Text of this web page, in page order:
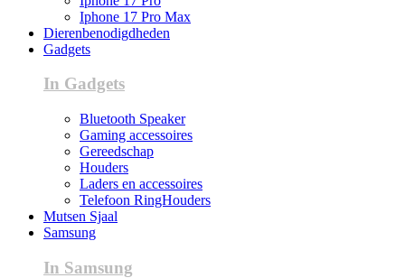
Iphone 17 Pro Max
Dierenbenodigdheden
Gadgets
In Gadgets
Bluetooth Speaker
Gaming accessoires
Gereedschap
Houders
Laders en accessoires
Telefoon RingHouders
Mutsen Sjaal
Samsung
In Samsung